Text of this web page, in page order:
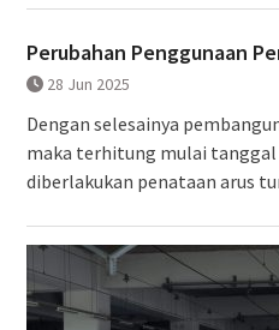
Perubahan Penggunaan
28 Jun 2025
Dengan selesainya
maka terhitung mulai tanggal
diberlakukan penataan arus